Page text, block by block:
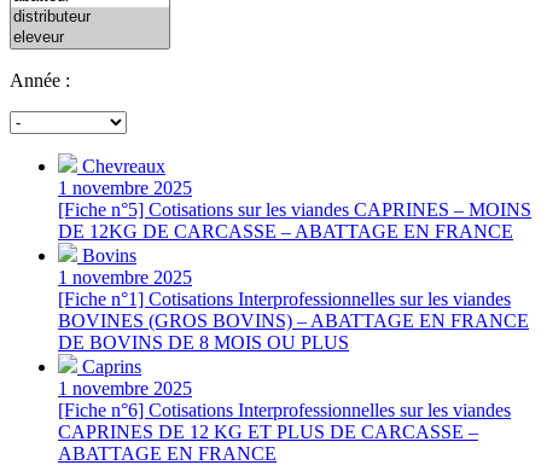
Année :
Chevreaux
1 novembre 2025
[Fiche n°5] Cotisations sur les viandes CAPRINES – MOINS
DE 12KG DE CARCASSE – ABATTAGE EN FRANCE
Bovins
1 novembre 2025
[Fiche n°1] Cotisations Interprofessionnelles sur les viandes
BOVINES (GROS BOVINS) – ABATTAGE EN FRANCE
DE BOVINS DE 8 MOIS OU PLUS
Caprins
1 novembre 2025
[Fiche n°6] Cotisations Interprofessionnelles sur les viandes
CAPRINES DE 12 KG ET PLUS DE CARCASSE –
ABATTAGE EN FRANCE